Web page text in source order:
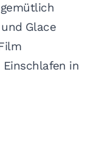
Glace
Einschlafen in